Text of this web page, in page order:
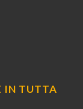
IN TUTTA